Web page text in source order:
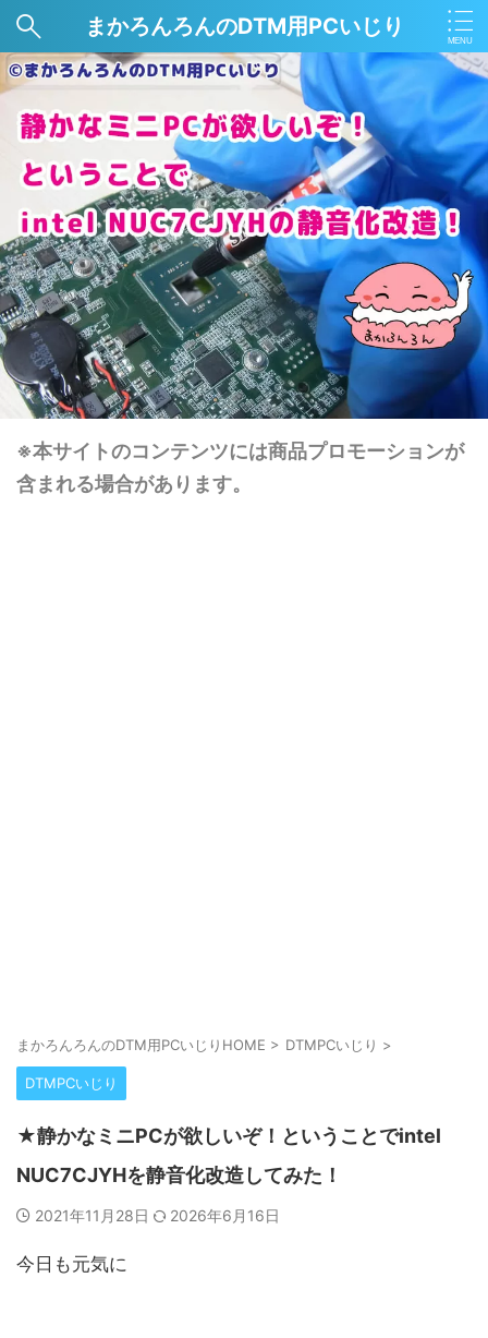
まかろんろんのDTM用PCいじり
※本サイトのコンテンツには商品プロモーションが
含まれる場合があります。
まかろんろんのDTM用PCいじりHOME > DTMPCいじり >
DTMPCいじり
★静かなミニPCが欲しいぞ！ということでintel
NUC7CJYHを静音化改造してみた！
2021年11月28日 2026年6月16日
今日も元気に